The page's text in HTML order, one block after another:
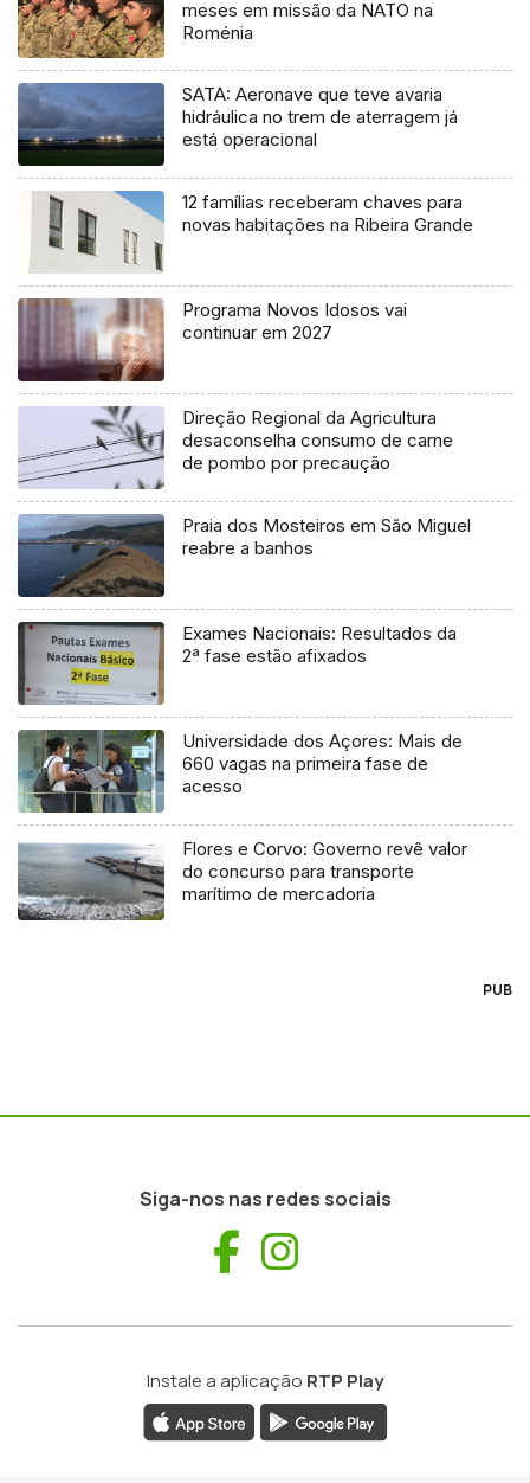
meses em missão da NATO na
Roménia
SATA: Aeronave que teve avaria
hidráulica no trem de aterragem já
está operacional
12 famílias receberam chaves para
novas habitações na Ribeira Grande
Programa Novos Idosos vai
continuar em 2027
Direção Regional da Agricultura
desaconselha consumo de carne
de pombo por precaução
Praia dos Mosteiros em São Miguel
reabre a banhos
Exames Nacionais: Resultados da
2ª fase estão afixados
Universidade dos Açores: Mais de
660 vagas na primeira fase de
acesso
Flores e Corvo: Governo revê valor
do concurso para transporte
marítimo de mercadoria
PUB
Siga-nos nas redes sociais
Facebook
Instale a aplicação RTP Play